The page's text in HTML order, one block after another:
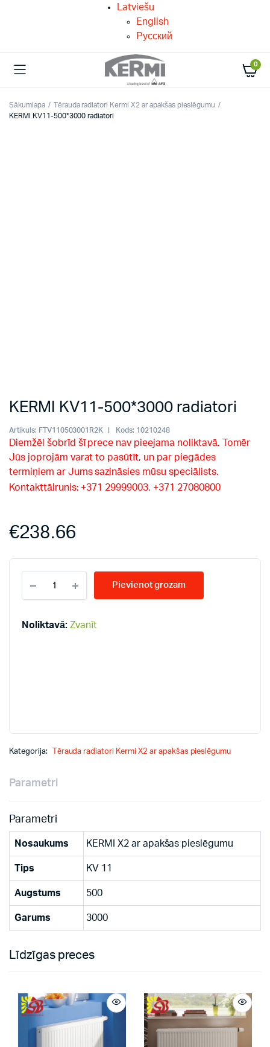
Latviešu
English
Русский
0
Sākumlapa
Tērauda radiatori Kermi X2 ar apakšas pieslēgumu
KERMI KV11-500*3000 radiatori
KERMI KV11-500*3000 radiatori
Artikuls: FTV110503001R2K Kods: 10210248
Diemžēl šobrīd šī prece nav pieejama noliktavā. Tomēr
Jūs joprojām varat to pasūtīt, un par piegādes
termiņiem ar Jums sazināsies mūsu speciālists.
Kontakttālrunis: +371 29999003, +371 27080800
€238.66
KV11-
500*3000
quantity
Pievienot grozam
Noliktavā: Zvanīt
Kategorija: Tērauda radiatori Kermi X2 ar apakšas pieslēgumu
Parametri
Parametri
Nosaukums KERMI X2 ar apakšas pieslēgumu
Tips KV 11
Augstums 500
Garums 3000
Līdzīgas preces